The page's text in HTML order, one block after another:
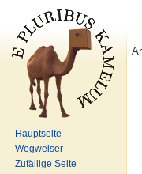
Hauptseite
Wegweiser
Zufällige Seite